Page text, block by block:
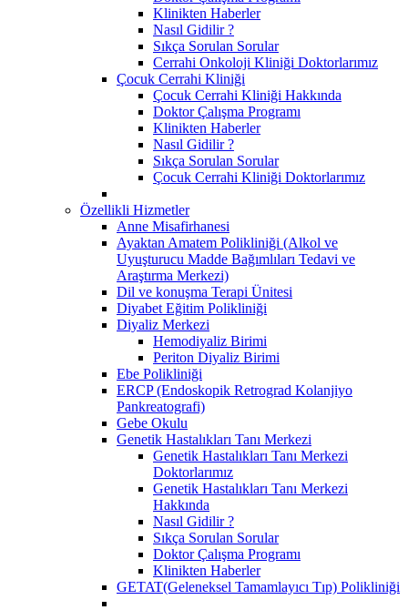
Klinikten Haberler
Nasıl Gidilir ?
Sıkça Sorulan Sorular
Cerrahi Onkoloji Kliniği Doktorlarımız
Çocuk Cerrahi Kliniği
Çocuk Cerrahi Kliniği Hakkında
Doktor Çalışma Programı
Klinikten Haberler
Nasıl Gidilir ?
Sıkça Sorulan Sorular
Çocuk Cerrahi Kliniği Doktorlarımız
Özellikli Hizmetler
Anne Misafirhanesi
Ayaktan Amatem Polikliniği (Alkol ve
Uyuşturucu Madde Bağımlıları Tedavi ve
Araştırma Merkezi)
Dil ve konuşma Terapi Ünitesi
Diyabet Eğitim Polikliniği
Diyaliz Merkezi
Hemodiyaliz Birimi
Periton Diyaliz Birimi
Ebe Polikliniği
ERCP (Endoskopik Retrograd Kolanjiyo
Pankreatografi)
Gebe Okulu
Genetik Hastalıkları Tanı Merkezi
Genetik Hastalıkları Tanı Merkezi
Doktorlarımız
Genetik Hastalıkları Tanı Merkezi
Hakkında
Nasıl Gidilir ?
Sıkça Sorulan Sorular
Doktor Çalışma Programı
Klinikten Haberler
GETAT(Geleneksel Tamamlayıcı Tıp) Polikliniği